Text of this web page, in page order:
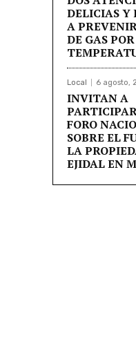
DELICIAS Y
A
DE GAS
Local 6 agosto,
INVITAN A
FORO
SOBRE EL
LA
EJIDAL EN